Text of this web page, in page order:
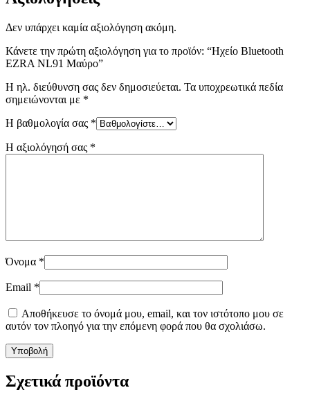
Δεν υπάρχει καμία αξιολόγηση ακόμη.
Κάνετε την πρώτη αξιολόγηση για το προϊόν: “Ηχείο Bluetooth
EZRA NL91 Μαύρο”
Η ηλ. διεύθυνση σας δεν δημοσιεύεται. Τα υποχρεωτικά πεδία
σημειώνονται με *
Η βαθμολογία σας *
Η αξιολόγησή σας *
Όνομα *
Email *
Αποθήκευσε το όνομά μου, email, και τον ιστότοπο μου σε
αυτόν τον πλοηγό για την επόμενη φορά που θα σχολιάσω.
Σχετικά προϊόντα